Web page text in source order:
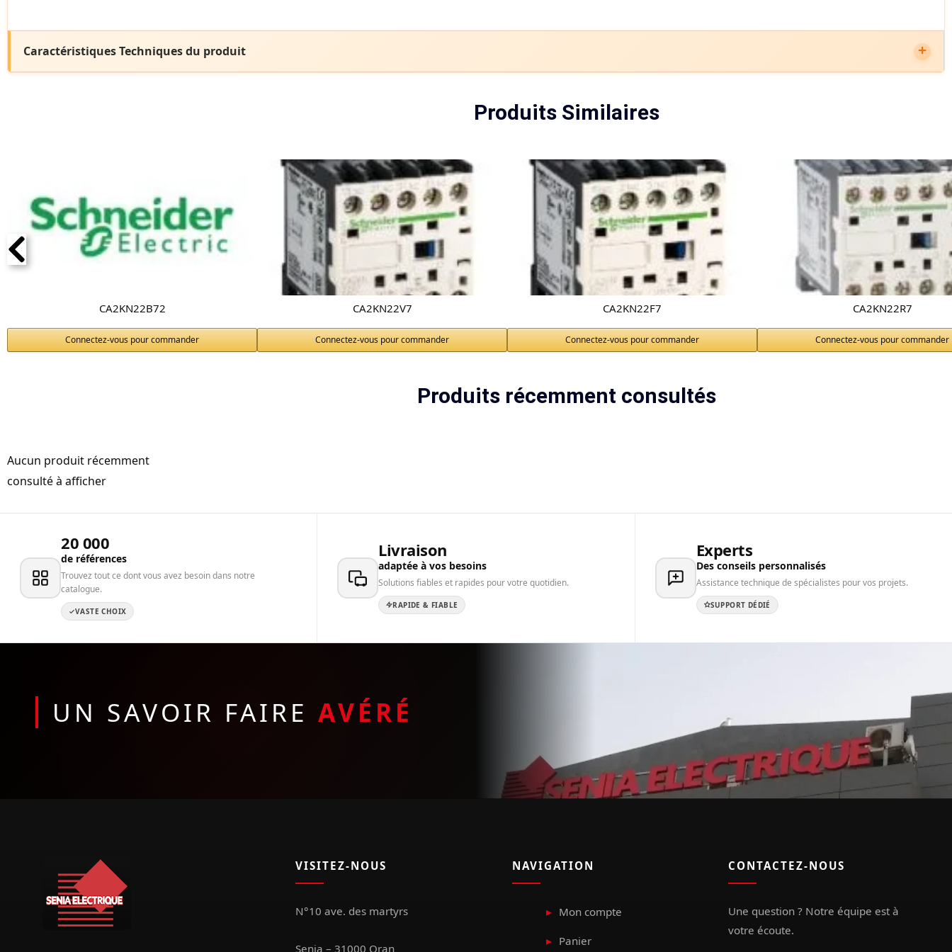
Caractéristiques Techniques du produit
Produits Similaires
CA2KN22B72
Connectez-vous pour commander
CA2KN22V7
Connectez-vous pour commander
CA2KN22F7
Connectez-vous pour commander
CA2KN22R7
Connectez-vous pour commander
Produits récemment consultés
Aucun produit récemment
consulté à afficher
20 000
de références
Trouvez tout ce dont vous avez besoin dans notre
catalogue.
VASTE CHOIX
Livraison
adaptée à vos besoins
Solutions fiables et rapides pour votre quotidien.
RAPIDE & FIABLE
Experts
Des conseils personnalisés
Assistance technique de spécialistes pour vos projets.
SUPPORT DÉDIÉ
UN SAVOIR FAIRE AVÉRÉ
VISITEZ-NOUS
N°10 ave. des martyrs
Senia – 31000 Oran
NAVIGATION
Mon compte
Panier
CONTACTEZ-NOUS
Une question ? Notre équipe est à
votre écoute.